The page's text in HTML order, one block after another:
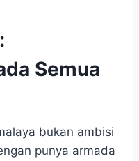
Semua
bukan ambisi
punya armada